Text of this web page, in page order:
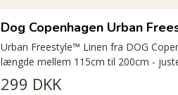
Dog Copenhagen Urban
Urban Freestyle™ Linen fra DOG
længde mellem 115cm til 200cm -
299 DKK